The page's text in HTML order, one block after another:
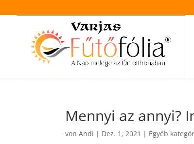
Mennyi az annyi?
vonAndi | Dez. 1, 2021 | Egyéb